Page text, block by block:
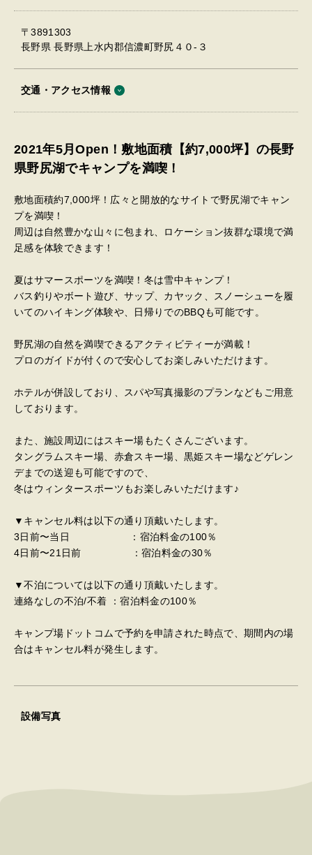
〒3891303
長野県 長野県上水内郡信濃町野尻４０-３
交通・アクセス情報
2021年5月Open！敷地面積【約7,000坪】の長野
県野尻湖でキャンプを満喫！
敷地面積約7,000坪！広々と開放的なサイトで野尻湖でキャン
プを満喫！
周辺は自然豊かな山々に包まれ、ロケーション抜群な環境で満
足感を体験できます！
夏はサマースポーツを満喫！冬は雪中キャンプ！
バス釣りやボート遊び、サップ、カヤック、スノーシューを履
いてのハイキング体験や、日帰りでのBBQも可能です。
野尻湖の自然を満喫できるアクティビティーが満載！
プロのガイドが付くので安心してお楽しみいただけます。
ホテルが併設しており、スパや写真撮影のプランなどもご用意
しております。
また、施設周辺にはスキー場もたくさんございます。
タングラムスキー場、赤倉スキー場、黒姫スキー場などゲレン
デまでの送迎も可能ですので、
冬はウィンタースポーツもお楽しみいただけます♪
▼キャンセル料は以下の通り頂戴いたします。
3日前〜当日 ：宿泊料金の100％
4日前〜21日前 ：宿泊料金の30％
▼不泊については以下の通り頂戴いたします。
連絡なしの不泊/不着 ：宿泊料金の100％
キャンプ場ドットコムで予約を申請された時点で、期間内の場
合はキャンセル料が発生します。
設備写真